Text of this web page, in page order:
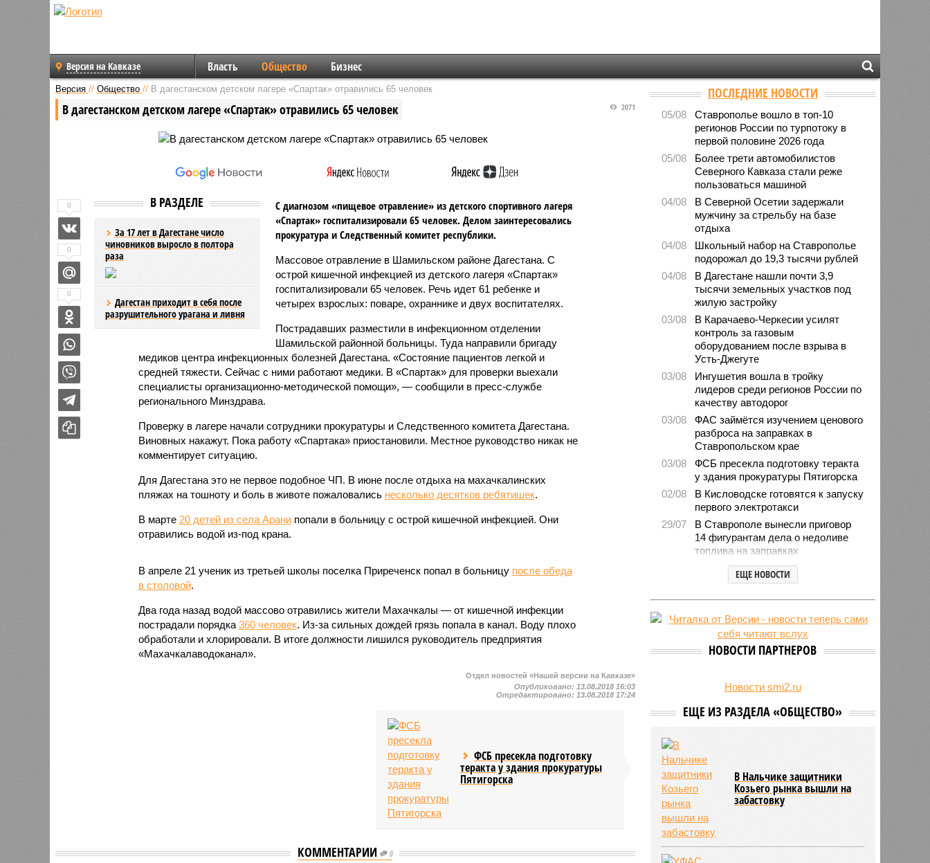
Версия на Кавказе Власть Общество Бизнес
Версия // Общество // В дагестанском детском лагере «Спартак» отравились 65 человек
В дагестанском детском лагере «Спартак» отравились 65 человек 2071
В РАЗДЕЛЕ
За 17 лет в Дагестане число
чиновников выросло в полтора
раза
Дагестан приходит в себя после
разрушительного урагана и ливня
С диагнозом «пищевое отравление» из детского спортивного лагеря
«Спартак» госпитализировали 65 человек. Делом заинтересовались
прокуратура и Следственный комитет республики.
Массовое отравление в Шамильском районе Дагестана. С
острой кишечной инфекцией из детского лагеря «Спартак»
госпитализировали 65 человек. Речь идет 61 ребенке и
четырех взрослых: поваре, охраннике и двух воспитателях.
Пострадавших разместили в инфекционном отделении
Шамильской районной больницы. Туда направили бригаду
медиков центра инфекционных болезней Дагестана. «Состояние пациентов легкой и
средней тяжести. Сейчас с ними работают медики. В «Спартак» для проверки выехали
специалисты организационно-методической помощи», — сообщили в пресс-службе
регионального Минздрава.
Проверку в лагере начали сотрудники прокуратуры и Следственного комитета Дагестана.
Виновных накажут. Пока работу «Спартака» приостановили. Местное руководство никак не
комментирует ситуацию.
Для Дагестана это не первое подобное ЧП. В июне после отдыха на махачкалинских
пляжах на тошноту и боль в животе пожаловались несколько десятков ребятишек.
В марте 20 детей из села Аранипопали в больницу с острой кишечной инфекцией. Они
отравились водой из-под крана.
В апреле 21 ученик из третьей школы поселка Приреченск попал в больницу после обеда
в столовой.
Два года назад водой массово отравились жители Махачкалы — от кишечной инфекции
пострадали порядка 360 человек. Из-за сильных дождей грязь попала в канал. Воду плохо
обработали и хлорировали. В итоге должности лишился руководитель предприятия
«Махачкалаводоканал».
0
0
0
Отдел новостей «Нашей версии на Кавказе»
Опубликовано: 13.08.2018 16:03
Отредактировано: 13.08.2018 17:24
ФСБ пресекла подготовку
теракта у здания прокуратуры
Пятигорска
КОММЕНТАРИИ 0
ПОСЛЕДНИЕ НОВОСТИ
05/08
Ставрополье вошло в топ-10
регионов России по турпотоку в
первой половине 2026 года
05/08
Более трети автомобилистов
Северного Кавказа стали реже
пользоваться машиной
04/08
В Северной Осетии задержали
мужчину за стрельбу на базе
отдыха
04/08
Школьный набор на Ставрополье
подорожал до 19,3 тысячи рублей
04/08
В Дагестане нашли почти 3,9
тысячи земельных участков под
жилую застройку
03/08
В Карачаево-Черкесии усилят
контроль за газовым
оборудованием после взрыва в
Усть-Джегуте
03/08
Ингушетия вошла в тройку
лидеров среди регионов России по
качеству автодорог
03/08
ФАС займётся изучением ценового
разброса на заправках в
Ставропольском крае
03/08
ФСБ пресекла подготовку теракта
у здания прокуратуры Пятигорска
02/08
В Кисловодске готовятся к запуску
первого электротакси
29/07
В Ставрополе вынесли приговор
14 фигурантам дела о недоливе
топлива на заправках
Продажи подержанных авто в
СКФО сократились в 2026 году
28/07
Авиалесоохрана предупредила о
на Северном Кавказе в августе
Кисловодский пляж стал первым
на Ставрополье обладателем
Республики СКФО замкнули
обороту розничной торговли
ЕЩЕ НОВОСТИ
НОВОСТИ ПАРТНЕРОВ
Новости smi2.ru
ЕЩЕ ИЗ РАЗДЕЛА «ОБЩЕСТВО»
В Нальчике защитники
Козьего рынка вышли на
забастовку